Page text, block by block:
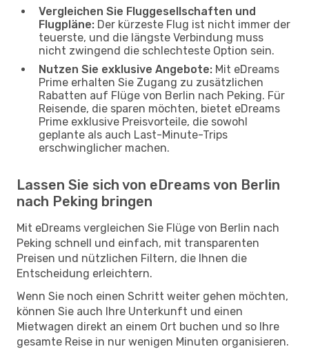
Vergleichen Sie Fluggesellschaften und
Flugpläne: Der kürzeste Flug ist nicht immer der
teuerste, und die längste Verbindung muss
nicht zwingend die schlechteste Option sein.
Nutzen Sie exklusive Angebote: Mit eDreams
Prime erhalten Sie Zugang zu zusätzlichen
Rabatten auf Flüge von Berlin nach Peking. Für
Reisende, die sparen möchten, bietet eDreams
Prime exklusive Preisvorteile, die sowohl
geplante als auch Last-Minute-Trips
erschwinglicher machen.
Lassen Sie sich von eDreams von Berlin
nach Peking bringen
Mit eDreams vergleichen Sie Flüge von Berlin nach
Peking schnell und einfach, mit transparenten
Preisen und nützlichen Filtern, die Ihnen die
Entscheidung erleichtern.
Wenn Sie noch einen Schritt weiter gehen möchten,
können Sie auch Ihre Unterkunft und einen
Mietwagen direkt an einem Ort buchen und so Ihre
gesamte Reise in nur wenigen Minuten organisieren.